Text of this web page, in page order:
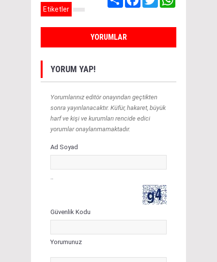
Etiketler
YORUMLAR
YORUM YAP!
Yorumlarınız editör onayından geçtikten
sonra yayınlanacaktır. Küfür, hakaret, büyük
harf ve kişi ve kurumları rencide edici
yorumlar onaylanmamaktadır.
Ad Soyad
Güvenlik Kodu
Yorumunuz